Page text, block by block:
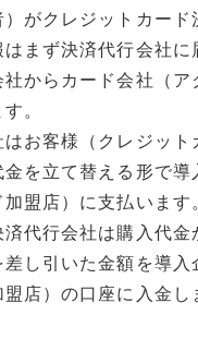
）がクレジットカード
はまず決済代行会社に
社からカード会社（ア
。
お客様（クレジット
を立て替える形で導
盟店）に支払います
済代行会社は購入代金
し引いた金額を導入
店）の口座に入金し